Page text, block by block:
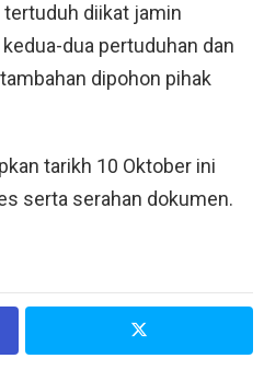
diikat jamin
dua pertuduhan dan
dipohon pihak
tarikh 10 Oktober ini
serta serahan dokumen.